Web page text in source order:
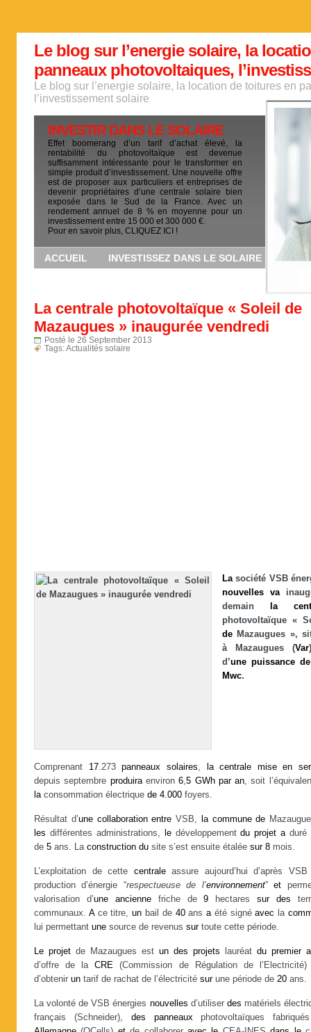
Le blog sur l’energie solaire, la
panneaux photovoltaiques,
Le blog sur l’energie solaire, la location de toitures en
l’investissement solaire
INVESTIR DANS LE SOLAIRE
Effet boomerang d’un tarif d’achat élevé, la
rentabilité du photovoltaïque est devenue
suffisamment intéressante pour le transformer en
simple produit d’investissement. Une nouvelle offre
est de proposer aux particuliers et entreprises de
devenir propriétaires d’une centrale solaire bien
exposée dans le Sud de la France. Avec un
rendement annuel de 8 % en moyenne pour un
investissement entre 15 000 et 300 000 €.
Pour en savoir plus, CLIQUEZ ICI !
ACCUEIL INVESTISSEZ DANS LE SOLAIRE
La centrale photovoltaïque « Soleil de
Mazaugues » inaugurée vendredi
Posté le 26 September 2013
Tags:Actualités solaire
Lasociété VSB
nouvelles
va
demain
la
photovoltaïque «
de Mazaugues »,
à Mazaugues (Var
d’une puissance de
Mwc.
Comprenant 17.273panneaux solaires, la centrale mise en
depuis septembre produiraenviron6,5 GWh par an, soit
laconsommation électrique de 4.000 foyers.
Résultat d’une collaboration entre VSB, la commune de
les différentes administrations, ledéveloppementdu projet aduré
de 5 ans. La construction du site s’est ensuite étalée sur 8 mois.
L’exploitation de cette centraleassure aujourd’hui d’après
production d’énergie “respectueuse de l’environnement”et
valorisation d’une anciennefriche de9 hectaressur des
communaux. Ace titre,un bail de 40ansaété signéavec la
lui permettant une source de revenus surtoute cette période.
Le projet de Mazaugues est un des projets lauréat du premier
d’offre de laCRE (Commission de Régulation de l’Electricité)
d’obtenir un tarif de rachat de l’électricité surune période de 20 ans.
La volonté de VSB énergies nouvelles d’utiliser des matériels
français (Schneider), des panneauxphotovoltaïques